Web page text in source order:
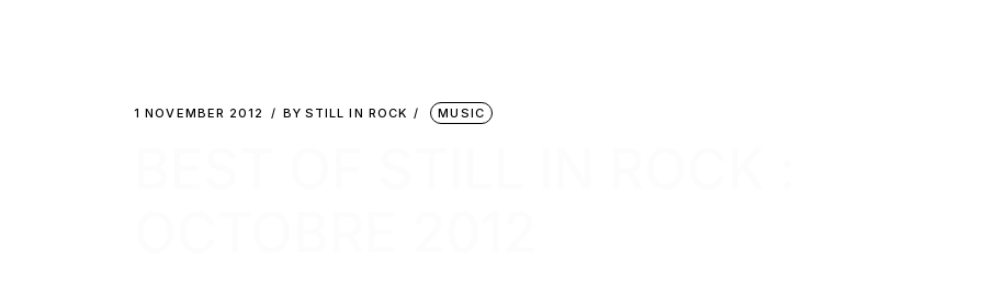
1 NOVEMBER 2012 BY STILL IN ROCK MUSIC